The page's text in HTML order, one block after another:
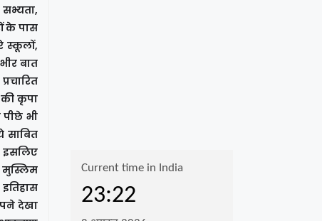
के पास
स्कूलों,
बात
की कृपा
भी
साबित
इसलिए
मुस्लिम
देखा